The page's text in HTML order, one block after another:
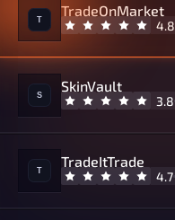
TradeOnMarket
4.8
SkinVault
3.8
TradeItTrade
4.7